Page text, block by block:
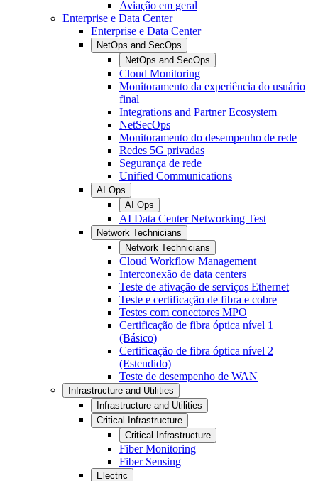
Aviação em geral
Enterprise e Data Center
Enterprise e Data Center
NetOps and SecOps
NetOps and SecOps
Cloud Monitoring
Monitoramento da experiência do usuário
final
Integrations and Partner Ecosystem
NetSecOps
Monitoramento do desempenho de rede
Redes 5G privadas
Segurança de rede
Unified Communications
AI Ops
AI Ops
AI Data Center Networking Test
Network Technicians
Network Technicians
Cloud Workflow Management
Interconexão de data centers
Teste de ativação de serviços Ethernet
Teste e certificação de fibra e cobre
Testes com conectores MPO
Certificação de fibra óptica nível 1
(Básico)
Certificação de fibra óptica nível 2
(Estendido)
Teste de desempenho de WAN
Infrastructure and Utilities
Infrastructure and Utilities
Critical Infrastructure
Critical Infrastructure
Fiber Monitoring
Fiber Sensing
Electric